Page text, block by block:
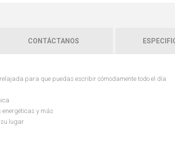
CONTÁCTANOS
para que puedas escribir cómodamente todo el día
energéticas y más
su lugar